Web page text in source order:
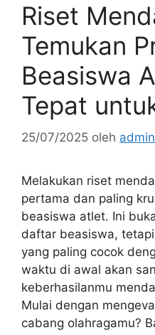
Riset
Temukan
Beasiswa
Tepat
25/07/2025 oleh admin
Melakukan riset
pertama dan paling
beasiswa atlet. Ini
daftar beasiswa,
yang paling cocok
waktu di awal akan
keberhasilanmu
Mulai dengan
cabang olahragamu?